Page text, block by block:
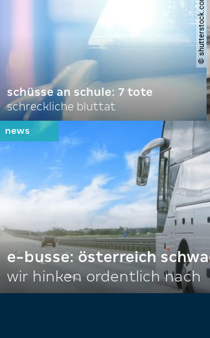
schüsse an schule: 7 tote
schreckliche bluttat
e-busse: österreich
wir hinken ordentlich nach